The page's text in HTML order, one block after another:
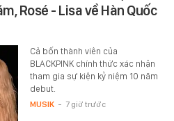
Rosé - Lisa về Hàn Quốc
Cả bốn thành viên của
BLACKPINK chính thức xác nhận
tham gia sự kiện kỷ niệm 10 năm
debut.
MUSIK - 7 giờ trước